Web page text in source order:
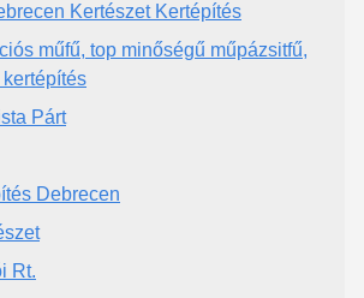
Kertészet Kertépítés
műfű, top minőségű műpázsitfű,
Párt
Debrecen
Rt.